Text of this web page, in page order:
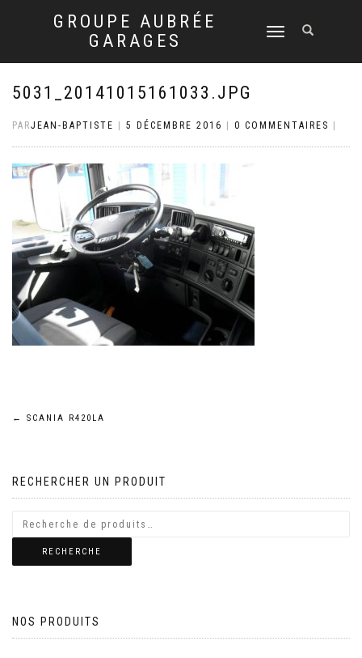
GROUPE AUBRÉE
GARAGES
DÉPLIER
NAVIGATION
5031_20141015161033.JPG
PARJEAN-BAPTISTE 5 DÉCEMBRE 2016 0 COMMENTAIRES
Navigation
l’article
← SCANIA R420LA
RECHERCHER UN PRODUIT
RECHERCHE
NOS PRODUITS